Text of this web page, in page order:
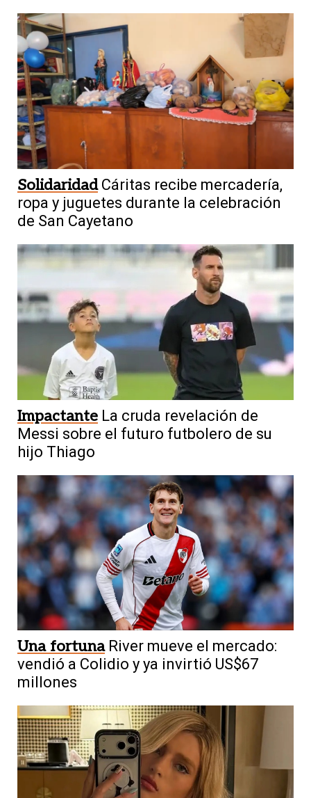
Solidaridad Cáritas recibe mercadería,
ropa y juguetes durante la celebración
de San Cayetano
Impactante La cruda revelación de
Messi sobre el futuro futbolero de su
hijo Thiago
Una fortuna River mueve el mercado:
vendió a Colidio y ya invirtió US$67
millones